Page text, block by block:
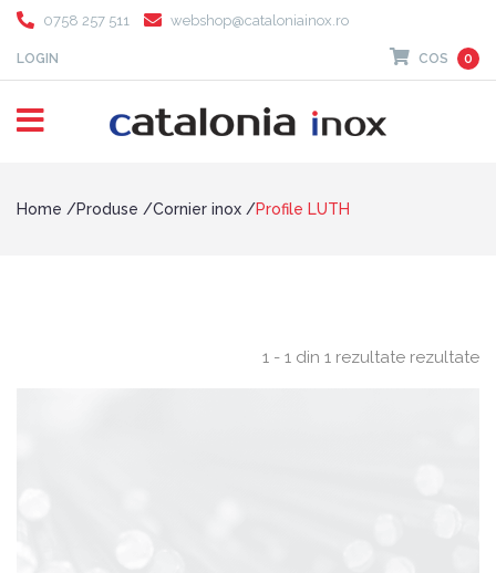
0758 257 511 webshop@cataloniainox.ro
LOGIN COS 0
Home Produse Cornier inox Profile LUTH
1 - 1 din 1 rezultate rezultate